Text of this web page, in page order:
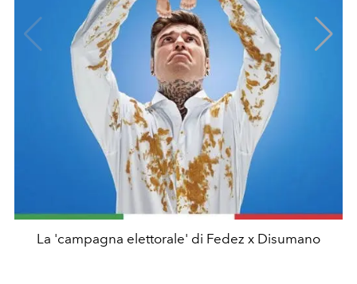
La 'campagna elettorale' di Fedez x Disumano